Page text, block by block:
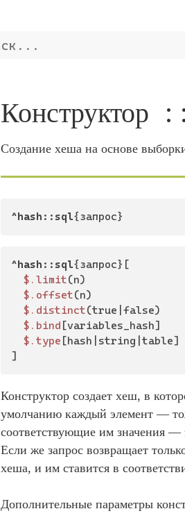
Конструктор
Создание хеша на основе
^hash::sql{запрос}
^hash::sql{запрос}[
$.limit(n)
$.offset(n)
$.distinct(true|false)
$.bind [variables_hash]
$.type [hash|string|table]
]
Конструктор создает хеш, в
умолчанию каждый элемент —
соответствующие им значения —
Если же запрос возвращает
хеша, и им ставится в
Дополнительные параметры